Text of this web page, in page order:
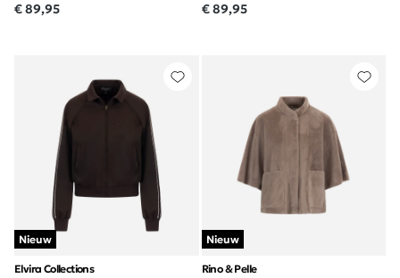
€ 89,95 € 89,95
Nieuw
Elvira Collections
Nieuw
Rino & Pelle